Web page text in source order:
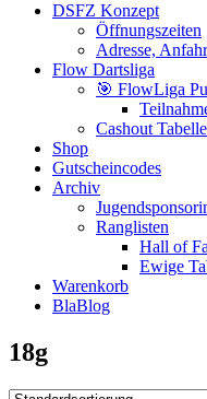
DSFZ Konzept
Öffnungszeiten
Adresse,
Flow Dartsliga
🎯 FlowLiga
Cashout
Shop
Gutscheincodes
Archiv
Ranglisten
Hall of
Ewige
Warenkorb
BlaBlog
18g